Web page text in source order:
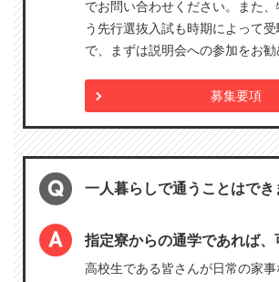
でお問い合わせください。また
う先行選抜入試も時期によって
で、まずは説明会への参加をお勧
募集要項
一人暮らしで通うことはでき
指定寮からの通学であれば、
高校生である皆さんが日常の家